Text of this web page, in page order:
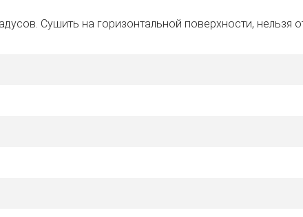
Сушить на горизонтальной поверхности, нельзя